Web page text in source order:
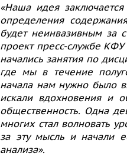
«Наша идея
определения
будет неинвазивным за
проект пресс-службе
начались занятия по
где мы в течение
начала нам нужно было
искали вдохновения и
общественность. Одна
многих стал волновать
за эту мысль и начали
анализа».